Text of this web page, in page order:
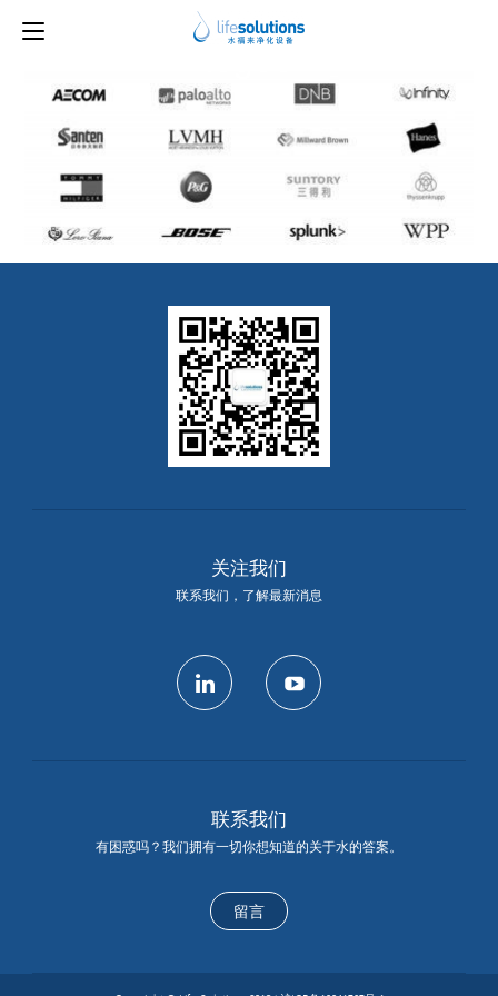
下一图片
logo5
关注我们
联系我们，了解最新消息
联系我们
有困惑吗？我们拥有一切你想知道的关于水的答案。
留言